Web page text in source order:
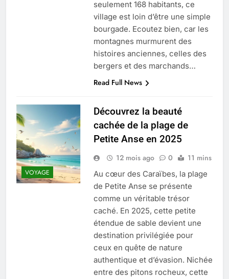
Découvrez notre test d’orientation
gratuit spécialement conçu pour
collégiens et lycéens
4 Mois Ago
Liste complète des marques
Tout savoir sur les impatiens de
nouvelle guinée : culture et entretien
5 Mois Ago
Quels sont les inconvénients de
l’eucalyptus gunnii pour votre jardin
5 Mois Ago
À partir de quel montant la CAF porte
plainte : comprendre les seuils à
connaître
seulement 168 habitants, ce
village est loin d’être une simple
bourgade. Ecoutez bien, car les
montagnes murmurent des
histoires anciennes, celles des
bergers et des marchands…
Read Full News
VOYAGE
Découvrez la beauté
cachée de la plage de
Petite Anse en 2025
12 mois ago 0 11 mins
Au cœur des Caraïbes, la plage
de Petite Anse se présente
comme un véritable trésor
caché. En 2025, cette petite
étendue de sable devient une
destination privilégiée pour
ceux en quête de nature
authentique et d’évasion. Nichée
entre des pitons rocheux, cette